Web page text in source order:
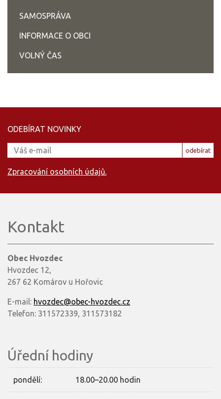
SAMOSPRÁVA
INFORMACE O OBCI
VOLNÝ ČAS
ODEBÍRAT NOVINKY
odebírat
Zpracování osobních údajů.
Kontakt
Obec Hvozdec
Hvozdec 12,
267 62 Komárov u Hořovic
E-mail: hvozdec@obec-hvozdec.cz
Telefon: 311572339, 311573182
Úřední hodiny
pondělí: 18.00–20.00 hodin